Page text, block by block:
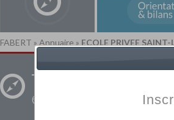
FABERT » Annuaire » ECOLE PRIVEE
Trouver un
établissement